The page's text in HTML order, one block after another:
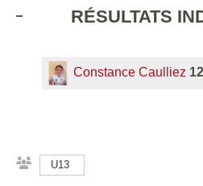
RÉSULTATS
Constance Caulliez
U13